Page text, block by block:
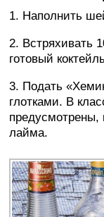
1. Наполнить
2. Встряхивать
готовый
3. Подать
глотками. В
предусмотрены,
лайма.